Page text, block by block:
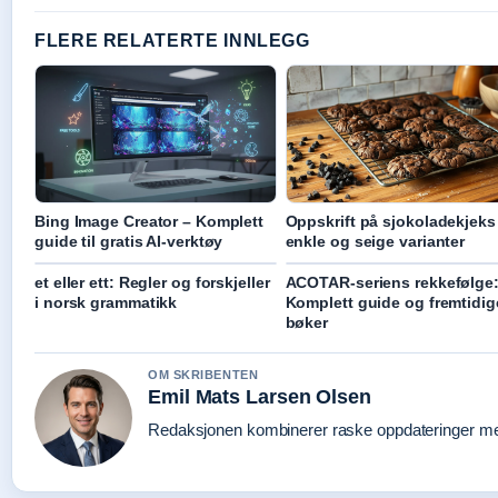
FLERE RELATERTE INNLEGG
Bing Image Creator – Komplett
guide til gratis AI-verktøy
Oppskrift på sjokoladekjeks
enkle og seige varianter
et eller ett: Regler og forskjeller
i norsk grammatikk
ACOTAR-seriens rekkefølge:
Komplett guide og
bøker
OM SKRIBENTEN
Emil Mats Larsen Olsen
Redaksjonen kombinerer raske oppdateringer